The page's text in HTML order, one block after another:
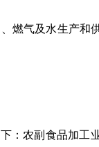
、燃气及水生产和
：农副食品加工